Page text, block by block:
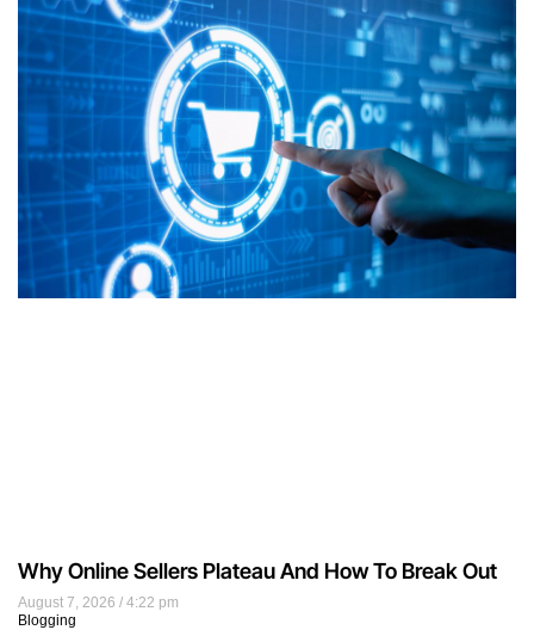
August 7, 2026
4:22 pm
Blogging
Why Online Sellers Plateau And How To Break Out